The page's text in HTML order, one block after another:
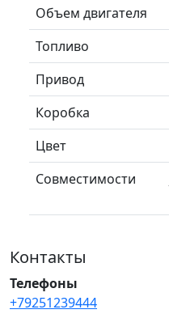
Объем двигателя
Топливо
Привод
Коробка
Цвет
Совместимости
Контакты
Телефоны
+79251239444